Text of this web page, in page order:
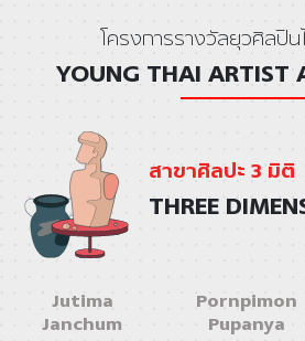
โครงการรางวัลยุวศิลปิน
YOUNG THAI ARTIST
สาขาศิลปะ 3 มิติ
THREE
Jutima
Janchum
Pornpimon
Pupanya